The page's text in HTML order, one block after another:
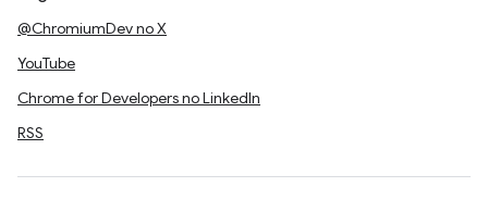
@ChromiumDev no X
YouTube
Chrome for Developers no LinkedIn
RSS